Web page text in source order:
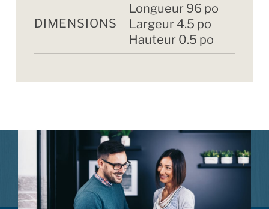
DIMENSIONS
Longueur 96 po
Largeur 4.5 po
Hauteur 0.5 po